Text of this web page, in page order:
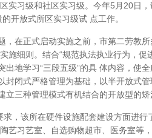
实习级和社区实习级。今年5月20日
开放式所区实习级试 点工作。
在正式启动实施之前，市第二劳教所
施细则。结合“规范执法执业行为，促
地学习“三段五级”的具 体内容，使
封闭式严格管理为基础，以半开放式
三种管理模式有机结合的开放型的矫
，该所在硬件设施配套建设方面进行
艺习艺室、自选购物超市、医务室等